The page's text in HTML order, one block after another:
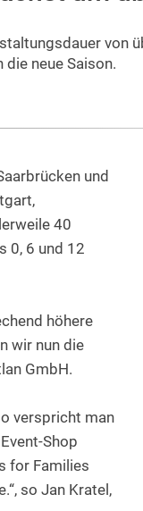
von
neue Saison.
und
40
0, 6 und 12
höhere
wir nun die
GmbH.
verspricht man
Shop
for Families
so Jan Kratel,